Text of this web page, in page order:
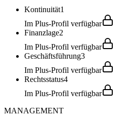
Kontinuität1
Im Plus-Profil verfügbar
Finanzlage2
Im Plus-Profil verfügbar
Geschäftsführung3
Im Plus-Profil verfügbar
Rechtsstatus4
Im Plus-Profil verfügbar
MANAGEMENT